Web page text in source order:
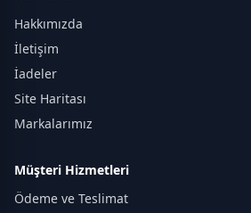
Hakkımızda
İletişim
İadeler
Site Haritası
Markalarımız
Müşteri Hizmetleri
Ödeme ve Teslimat